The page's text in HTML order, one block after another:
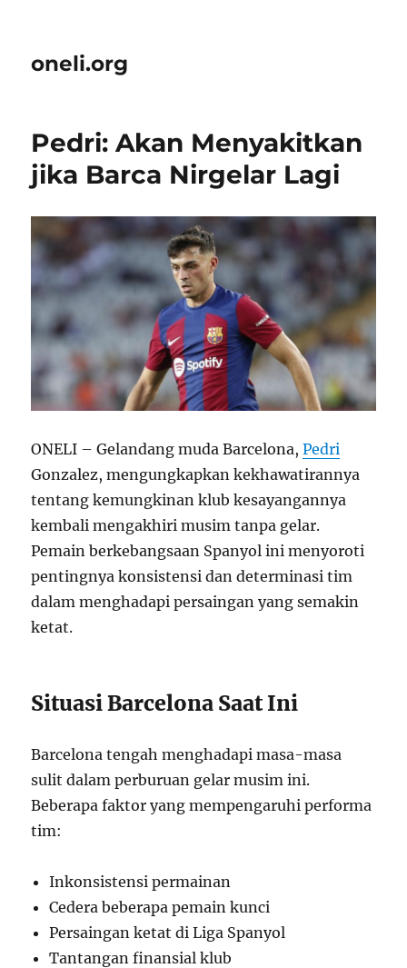
oneli.org
Pedri: Akan Menyakitkan
jika Barca Nirgelar Lagi
ONELI – Gelandang muda Barcelona,Pedri
Gonzalez, mengungkapkan kekhawatirannya
tentang kemungkinan klub kesayangannya
kembali mengakhiri musim tanpa gelar.
Pemain berkebangsaan Spanyol ini menyoroti
pentingnya konsistensi dan determinasi tim
dalam menghadapi persaingan yang semakin
ketat.
Situasi Barcelona Saat Ini
Barcelona tengah menghadapi masa-masa
sulit dalam perburuan gelar musim ini.
Beberapa faktor yang mempengaruhi performa
tim:
Inkonsistensi permainan
Cedera beberapa pemain kunci
Persaingan ketat di Liga Spanyol
Tantangan finansial klub